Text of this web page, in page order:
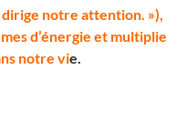
notre attention. »),
d’énergie et multiplie
notre vie.